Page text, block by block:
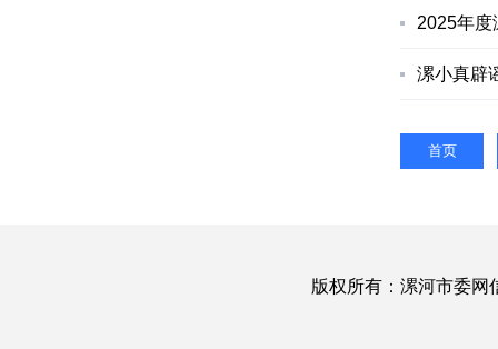
2025年度
漯小真辟
首页
版权所有：漯河市委